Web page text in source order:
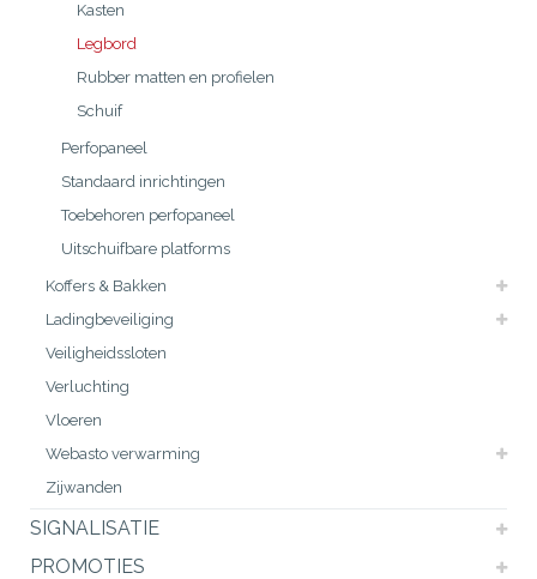
Kasten
Legbord
Rubber matten en profielen
Schuif
Perfopaneel
Standaard inrichtingen
Toebehoren perfopaneel
Uitschuifbare platforms
Koffers & Bakken
Ladingbeveiliging
Veiligheidssloten
Verluchting
Vloeren
Webasto verwarming
Zijwanden
SIGNALISATIE
PROMOTIES